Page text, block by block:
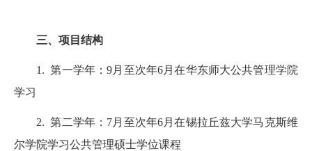
三、项目结构
1. 第一学年：9月至次年6月在华东师大公共管理学院
学习
2. 第二学年：7月至次年6月在锡拉丘兹大学马克斯维
尔学院学习公共管理硕士学位课程